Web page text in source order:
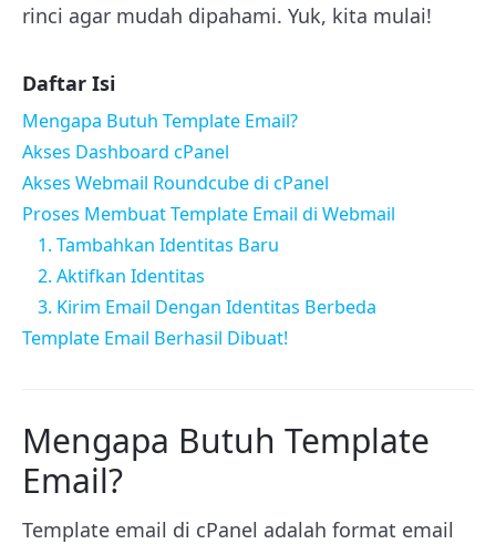
rinci agar mudah dipahami. Yuk, kita mulai!
Daftar Isi
Mengapa Butuh Template Email?
Akses Dashboard cPanel
Akses Webmail Roundcube di cPanel
Proses Membuat Template Email di Webmail
1. Tambahkan Identitas Baru
2. Aktifkan Identitas
3. Kirim Email Dengan Identitas Berbeda
Template Email Berhasil Dibuat!
Mengapa Butuh Template
Email?
Template email di cPanel adalah format email